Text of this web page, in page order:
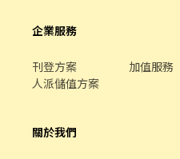
企業服務
刊登方案 加值服務
人派儲值方案
關於我們